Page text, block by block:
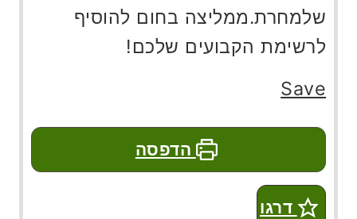
שלמחרת.ממליצה בחום להוסיף
לרשימת הקבועים שלכם!
Save
הדפסה
דרגו